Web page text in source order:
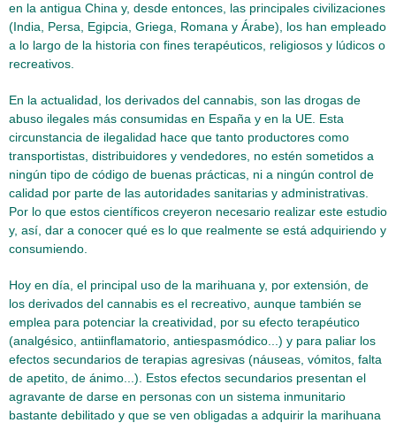
en la antigua China y, desde entonces, las principales civilizaciones
(India, Persa, Egipcia, Griega, Romana y Árabe), los han empleado
a lo largo de la historia con fines terapéuticos, religiosos y lúdicos o
recreativos.
En la actualidad, los derivados del cannabis, son las drogas de
abuso ilegales más consumidas en España y en la UE. Esta
circunstancia de ilegalidad hace que tanto productores como
transportistas, distribuidores y vendedores, no estén sometidos a
ningún tipo de código de buenas prácticas, ni a ningún control de
calidad por parte de las autoridades sanitarias y administrativas.
Por lo que estos científicos creyeron necesario realizar este estudio
y, así, dar a conocer qué es lo que realmente se está adquiriendo y
consumiendo.
Hoy en día, el principal uso de la marihuana y, por extensión, de
los derivados del cannabis es el recreativo, aunque también se
emplea para potenciar la creatividad, por su efecto terapéutico
(analgésico, antiinflamatorio, antiespasmódico...) y para paliar los
efectos secundarios de terapias agresivas (náuseas, vómitos, falta
de apetito, de ánimo...). Estos efectos secundarios presentan el
agravante de darse en personas con un sistema inmunitario
bastante debilitado y que se ven obligadas a adquirir la marihuana